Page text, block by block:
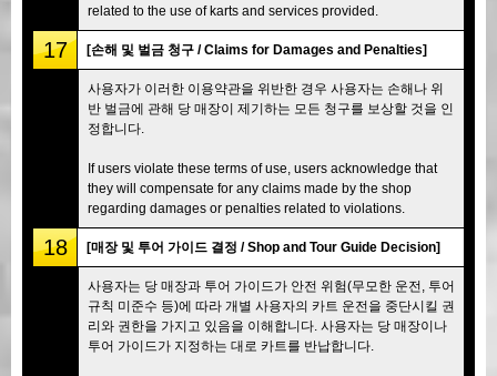
related to the use of karts and services provided.
17 [손해 및 벌금 청구 / Claims for Damages and Penalties]
사용자가 이러한 이용약관을 위반한 경우 사용자는 손해나 위
반 벌금에 관해 당 매장이 제기하는 모든 청구를 보상할 것을 인
정합니다.
If users violate these terms of use, users acknowledge that
they will compensate for any claims made by the shop
regarding damages or penalties related to violations.
18 [매장 및 투어 가이드 결정 / Shop and Tour Guide Decision]
사용자는 당 매장과 투어 가이드가 안전 위험(무모한 운전, 투어
규칙 미준수 등)에 따라 개별 사용자의 카트 운전을 중단시킬 권
리와 권한을 가지고 있음을 이해합니다. 사용자는 당 매장이나
투어 가이드가 지정하는 대로 카트를 반납합니다.